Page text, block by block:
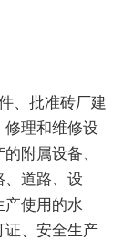
、批准砖厂建
修理和维修设
附属设备、
、道路、设
产使用的水
证、安全生产